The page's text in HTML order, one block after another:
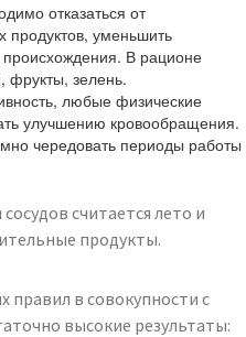
отказаться от
продуктов, уменьшить
В рационе
фрукты, зелень.
любые физические
улучшению кровообращения.
чередовать периоды работы
считается лето и
продукты.
правил в совокупности с
высокие результаты: